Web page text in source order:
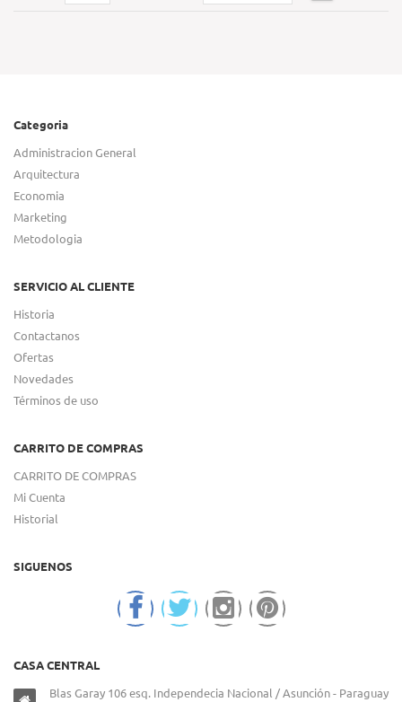
Categoria
Administracion General
Arquitectura
Economia
Marketing
Metodologia
SERVICIO AL CLIENTE
Historia
Contactanos
Ofertas
Novedades
Términos de uso
CARRITO DE COMPRAS
CARRITO DE COMPRAS
Mi Cuenta
Historial
SIGUENOS
CASA CENTRAL
Blas Garay 106 esq. Independecia Nacional / Asunción - Paraguay